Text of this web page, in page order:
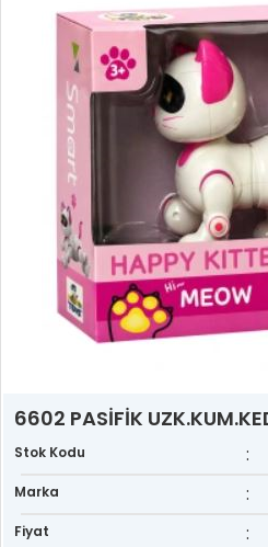
6602 PASİFİK
Stok Kodu :
Marka :
Fiyat :